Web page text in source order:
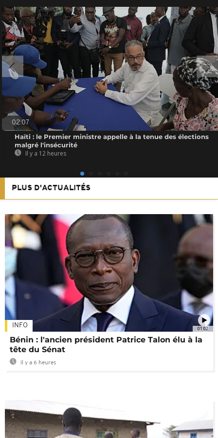
02:07
Haïti : le Premier ministre appelle à la tenue des élections
malgré l'insécurité
Il y a 12 heures
PLUS D'ACTUALITÉS
01:02
INFO
Bénin : l'ancien président Patrice Talon élu à la
tête du Sénat
Il y a 6 heures